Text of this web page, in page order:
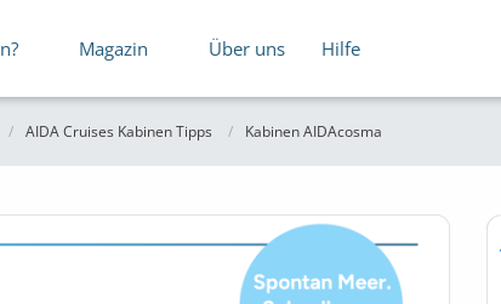
Magazin Über uns Hilfe
AIDA Cruises Kabinen Tipps Kabinen AIDAcosma